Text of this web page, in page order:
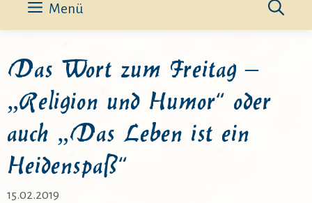
Menü
Das Wort zum Freitag –
„Religion und Humor“ oder
auch „Das Leben ist ein
Heidenspaß“
15.02.2019